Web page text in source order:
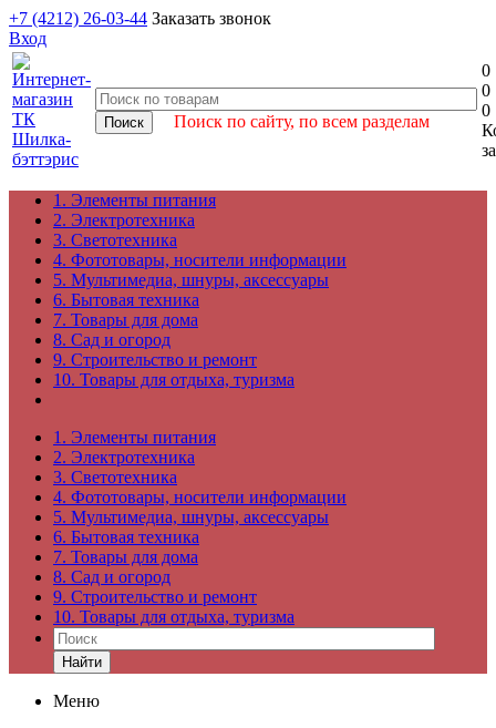
+7 (4212) 26-03-44 Заказать звонок
Вход
Поиск по сайту, по всем разделам
0
0
0
1. Элементы питания
2. Электротехника
3. Светотехника
4. Фототовары, носители информации
5. Мультимедиа, шнуры, аксессуары
6. Бытовая техника
7. Товары для дома
8. Сад и огород
9. Строительство и ремонт
10. Товары для отдыха, туризма
1. Элементы питания
2. Электротехника
3. Светотехника
4. Фототовары, носители информации
5. Мультимедиа, шнуры, аксессуары
6. Бытовая техника
7. Товары для дома
8. Сад и огород
9. Строительство и ремонт
10. Товары для отдыха, туризма
Найти
Меню